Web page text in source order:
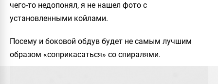
чего-то недопонял, я не нашел фото с
установленными койлами.
Посему и боковой обдув будет не самым лучшим
образом «соприкасаться» со спиралями.